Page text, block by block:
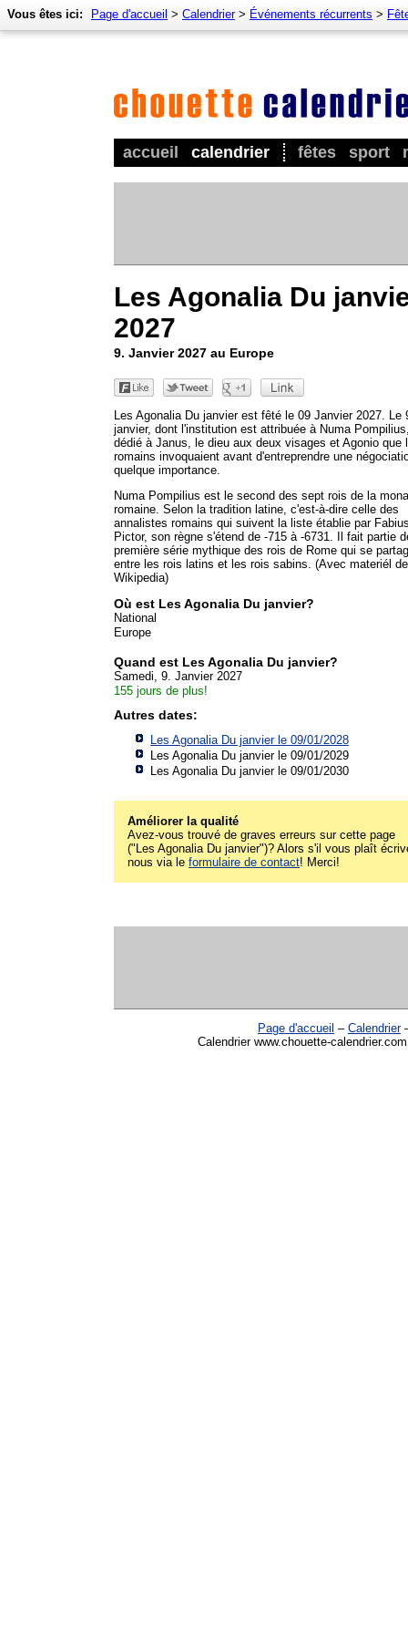
accueil calendrier fêtes sport
Vous êtes ici: Page d'accueil > Calendrier> Événements récurrents >
Les Agonalia Du
2027
9. Janvier 2027 au Europe
Les Agonalia Du janvier est fêté le 09 Janvier 2027. Le
janvier, dont l'institution est attribuée à Numa
dédié à Janus, le dieu aux deux visages et Agonio que
romains invoquaient avant d'entreprendre une
quelque importance.
Numa Pompilius est le second des sept rois de la
romaine. Selon la tradition latine, c'est-à-dire celle des
annalistes romains qui suivent la liste établie par
Pictor, son règne s'étend de -715 à -6731. Il fait partie
première série mythique des rois de Rome qui se
entre les rois latins et les rois sabins. (Avec materiél
Wikipedia)
Où est Les Agonalia Du janvier?
National
Europe
Quand est Les Agonalia Du janvier?
Samedi, 9. Janvier 2027
155 jours de plus!
Autres dates:
Les Agonalia Du janvier le 09/01/2028
Les Agonalia Du janvier le 09/01/2029
Les Agonalia Du janvier le 09/01/2030
Améliorer la qualité
Avez-vous trouvé de graves erreurs sur cette page
("Les Agonalia Du janvier")? Alors s'il vous plaît
nous via le formulaire de contact! Merci!
Page d'accueil – Calendrier
Calendrier www.chouette-